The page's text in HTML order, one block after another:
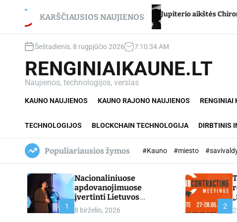
KARŠČIAUSIOS NAUJIENOS
Jupiterio aikštės Chironas – atmetimo žaizda
Šeštadienis, 8 rugpjūčio 2026 7:10:35AM
RENGINIAIKAUNE.LT
Naujienos, technologijos, verslas
KAUNO NAUJIENOS KAUNO RAJONO NAUJIENOS RENGINIAI
TECHNOLOGIJOS BLOCKCHAIN TECHNOLOGIJA DIRBTINIS
Populiariausios žymos #Kauno #miesto
1
Nacionaliniuose
apdovanojimuose
įvertinti Lietuvos
profesinio mokymo
lyderiai
8 birželio, 2026 2